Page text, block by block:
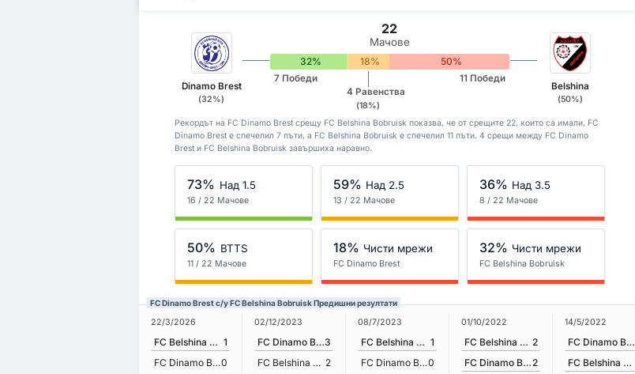
Dinamo Brest
(32%)
22
Мачове
32% 18% 50%
7 Победи
4 Равенства
(18%)
11 Победи
Belshina
(50%)
Рекордът на FC Dinamo Brest срещу FC Belshina Bobruisk показва, че от срещите 22, които са имали, FC
Dinamo Brest е спечелил 7 пъти, а FC Belshina Bobruisk е спечелил 11 пъти. 4 срещи между FC Dinamo
Brest и FC Belshina Bobruisk завършиха наравно.
73% Над 1.5
16 / 22 Мачове
59% Над 2.5
13 / 22 Мачове
36% Над 3.5
8 / 22 Мачове
50% BTTS
11 / 22 Мачове
18% Чисти мрежи
FC Dinamo Brest
32% Чисти мрежи
FC Belshina Bobruisk
FC Dinamo Brest с/у FC Belshina Bobruisk Предишни резултати
22/3/2026
FC Belshina Bobruisk 1
FC Dinamo Brest0
02/12/2023
FC Dinamo Brest3
FC Belshina Bobruisk 2
08/7/2023
FC Belshina Bobruisk 1
FC Dinamo Brest0
01/10/2022
FC Belshina Bobruisk 2
FC Dinamo Brest 2
14/5/2022
FC Dinamo Brest
FC Belshina Bobruisk